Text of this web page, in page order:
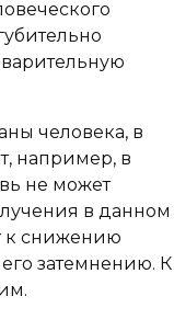
человека, в
например, в
не может
в данном
к снижению
затемнению. К